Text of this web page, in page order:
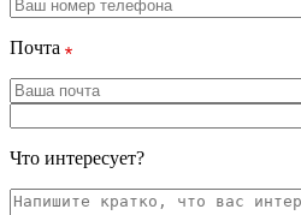
Почта
Что интересует?